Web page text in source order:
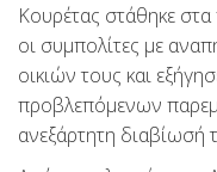
Κουρέτας στάθηκε
οι συμπολίτες με
οικιών τους και
προβλεπόμενων
ανεξάρτητη διαβίωσή